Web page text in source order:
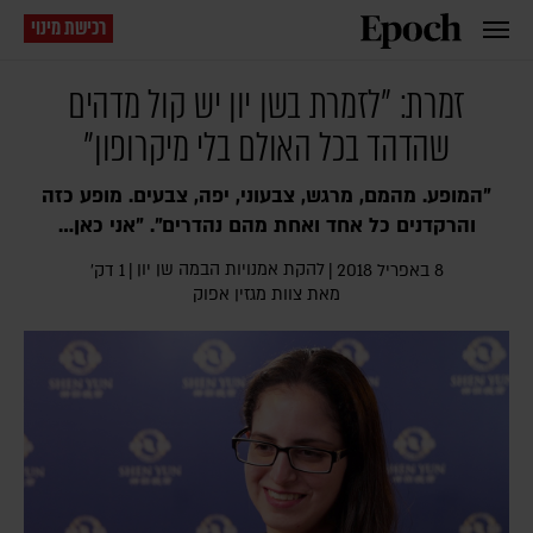
רכישת מינוי
זמרת: "לזמרת בשן יון יש קול מדהים
שהדהד בכל האולם בלי מיקרופון"
"המופע. מהמם, מרגש, צבעוני, יפה, צבעים. מופע כזה
והרקדנים כל אחד ואחת מהם נהדרים". "אני כאן…
8 באפריל 2018 | להקת אמנויות הבמה שן יון | 1 דק׳
מאת צוות מגזין אפוק